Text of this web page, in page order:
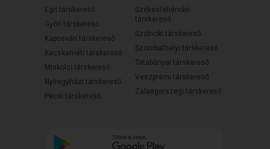
Egri társkereső
Győri társkereső
Kaposvári társkereső
Kecskeméti társkereső
Miskolci társkereső
Nyíregyházi társkereső
Pécsi társkereső
Székesfehérvári
társkereső
Szolnoki társkereső
Szombathelyi társkereső
Tatabányai társkereső
Veszprémi társkereső
Zalaegerszegi társkereső